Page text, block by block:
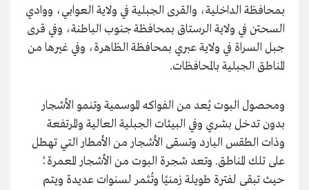
بمحافظة الداخلية، والقرى الجبلية في ولاية العوابي، ووادي
السحتن في ولاية الرستاق بمحافظة جنوب الباطنة، وفي قرى
جبل السراة في ولاية عبري بمحافظة الظاهرة، وفي غيرها من
المناطق الجبلية بالمحافظات.
ومحصول البوت يُعد من الفواكه الموسمية وتنمو الأشجار
بدون تدخل بشري وفي البيئات الجبلية العالية والمرتفعة
وذات الطقس البارد وتسقى الأشجار من الأمطار التي تهطل
على تلك المناطق. وتعد شجرة البوت من الأشجار المعمرة؛
حيث تبقى لفترة طويلة زمنيًا وتُثمر لسنوات عديدة ويتم